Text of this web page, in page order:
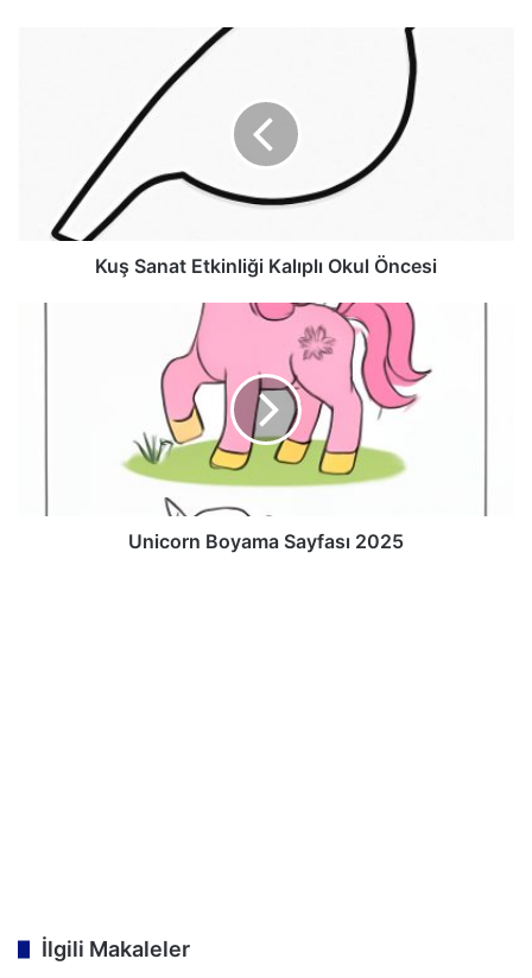
Kuş Sanat Etkinliği Kalıplı Okul Öncesi
Unicorn Boyama Sayfası 2025
İlgili Makaleler